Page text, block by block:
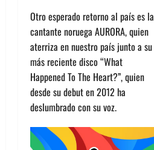
Otro esperado retorno al país es la
cantante noruega AURORA, quien
aterriza en nuestro país junto a su
más reciente disco “What
Happened To The Heart?”, quien
desde su debut en 2012 ha
deslumbrado con su voz.